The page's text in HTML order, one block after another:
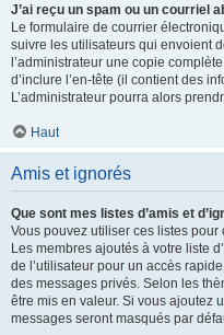
J’ai reçu un spam ou un courriel
Le formulaire de courrier
suivre les utilisateurs qui envoient
l’administrateur une copie
d’inclure l’en-tête (il contient des
L’administrateur pourra alors
Haut
Amis et ignorés
Que sont mes listes d’amis et
Vous pouvez utiliser ces listes
Les membres ajoutés à votre liste
de l’utilisateur pour un accès
des messages privés. Selon les
être mis en valeur. Si vous ajoutez
messages seront masqués par